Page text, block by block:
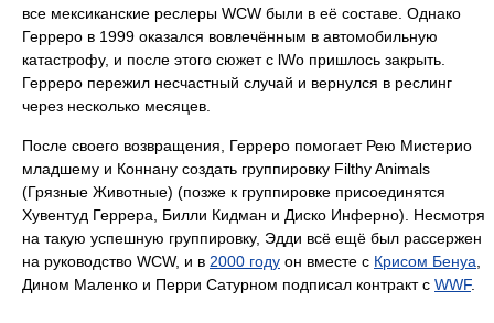
все мексиканские реслеры WCW были в её составе. Однако
Герреро в 1999 оказался вовлечённым в автомобильную
катастрофу, и после этого сюжет с lWo пришлось закрыть.
Герреро пережил несчастный случай и вернулся в реслинг
через несколько месяцев.
После своего возвращения, Герреро помогает Рею Мистерио
младшему и Коннану создать группировку Filthy Animals
(Грязные Животные) (позже к группировке присоединятся
Хувентуд Геррера, Билли Кидман и Диско Инферно). Несмотря
на такую успешную группировку, Эдди всё ещё был рассержен
на руководство WCW, и в 2000 году он вместе с Крисом Бенуа
Дином Маленко и Перри Сатурном подписал контракт с WWF.